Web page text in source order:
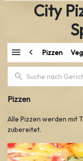
City
Pizzen
Pizzen
Alle Pizzen werden mit
zubereitet.